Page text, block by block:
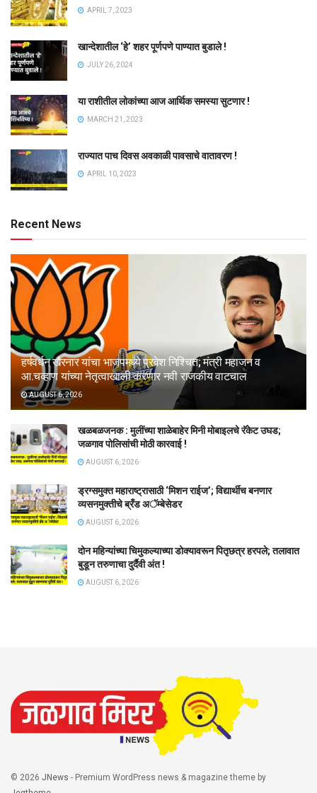
APRIL 7, 2023
खान्देशातील ‘हे’ शहर पूर्णपणे पाण्यात बुडाले !
JULY 26, 2024
या राशीतील लोकांच्या आज आर्थिक समस्या सुटणार !
MARCH 21, 2023
राज्यात पाच दिवस अवकाळी पावसाचे वातावरण !
APRIL 10, 2023
Recent News
हर्षवर्धन खैरनार यांचा भाजपमध्ये प्रवेश निश्चित; मंत्री महाजन व
आ.चव्हाण यांच्या नेतृत्वाखाली करणार नवी राजकीय वाटचाल
AUGUST 6, 2026
खळबळजनक : मुलींच्या शाळेबाहेर मिनी मोबाइलचे रॅकेट उघड;
जळगाव पोलिसांची मोठी कारवाई !
AUGUST 6, 2026
ड्रग्समुक्त महाराष्ट्रासाठी ‘मिशन राईज’; विद्यार्थीच बनणार
व्यसनमुक्तीचे ब्रँड अॅम्बेसेडर
AUGUST 6, 2026
दोन महिन्यांच्या चिमुकल्याच्या डोक्यावरून पितृछत्र हरपले; तलावात
बुडून तरुणाचा दुर्दैवी अंत !
AUGUST 6, 2026
© 2026 JNews - Premium WordPress news & magazine theme by